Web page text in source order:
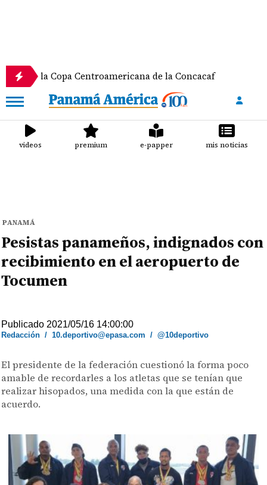
Centroamericana de la Concacaf
videos premium e-papper mis noticias
PANAMÁ
Pesistas panameños, indignados con
recibimiento en el aeropuerto de
Tocumen
Publicado 2021/05/16 14:00:00
Redacción /10.deportivo@epasa.com /@10deportivo
El presidente de la federación cuestionó la forma poco
amable de recordarles a los atletas que se tenían que
realizar hisopados, una medida con la que están de
acuerdo.